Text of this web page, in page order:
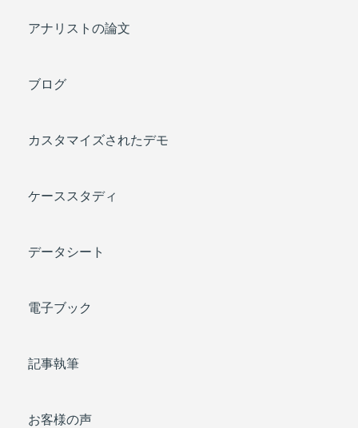
アナリストの論文
ブログ
カスタマイズされたデモ
ケーススタディ
データシート
電子ブック
記事執筆
お客様の声